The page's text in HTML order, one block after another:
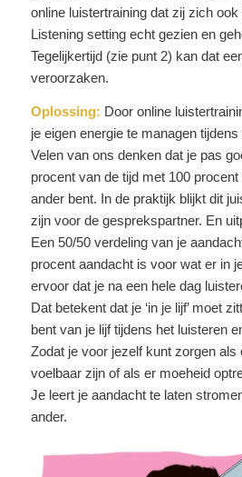
online luistertraining dat zij zich
Listening setting echt gezien en
Tegelijkertijd (zie punt 2) kan dat
veroorzaken.
Oplossing: Door online
je eigen energie te managen
Velen van ons denken dat je pas
procent van de tijd met 100
ander bent. In de praktijk blijkt dit
zijn voor de gesprekspartner. En
Een 50/50 verdeling van je
procent aandacht is voor wat er in
ervoor dat je na een hele dag
Dat betekent dat je ‘in je lijf’ moet
bent van je lijf tijdens het luisteren
Zodat je voor jezelf kunt zorgen als
voelbaar zijn of als er moeheid
Je leert je aandacht te laten
ander.